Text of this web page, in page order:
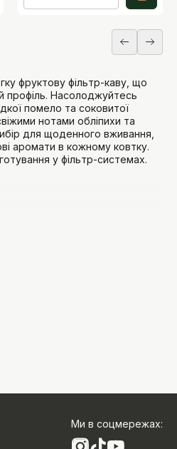
фруктову фільтр-каву, що
профіль. Насолоджуйтесь
помело та соковитої
нотами обліпихи та
для щоденного вживання,
аромати в кожному ковтку.
у фільтр-системах.
Ми в соцмережах: